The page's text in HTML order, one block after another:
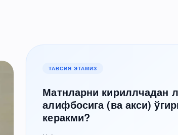
ТАВСИЯ ЭТАМИЗ
Матнларни кириллчадан
алифбосига (ва акси)
керакми?